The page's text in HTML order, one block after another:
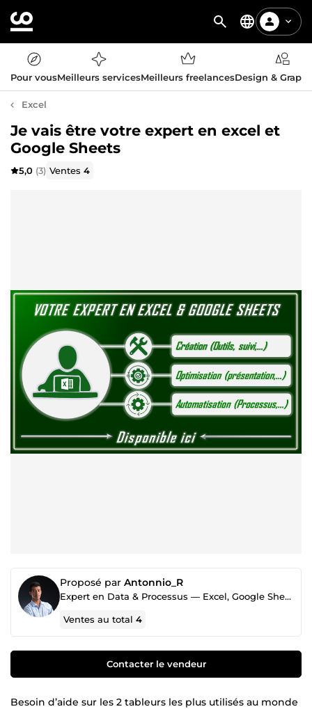
Pour vousMeilleurs servicesMeilleurs freelancesDesign &
Excel
Je vais être votre expert en excel et
Google Sheets
5,0 (3) Ventes4
Proposé par Antonnio_R
Expert en Data & Processus — Excel, Google Sheets
Ventes au total4
Contacter le vendeur
Besoin d’aide sur les 2 tableurs les plus utilisés au monde